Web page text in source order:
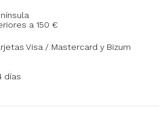
a 150 €
Visa / Mastercard y Bizum
días